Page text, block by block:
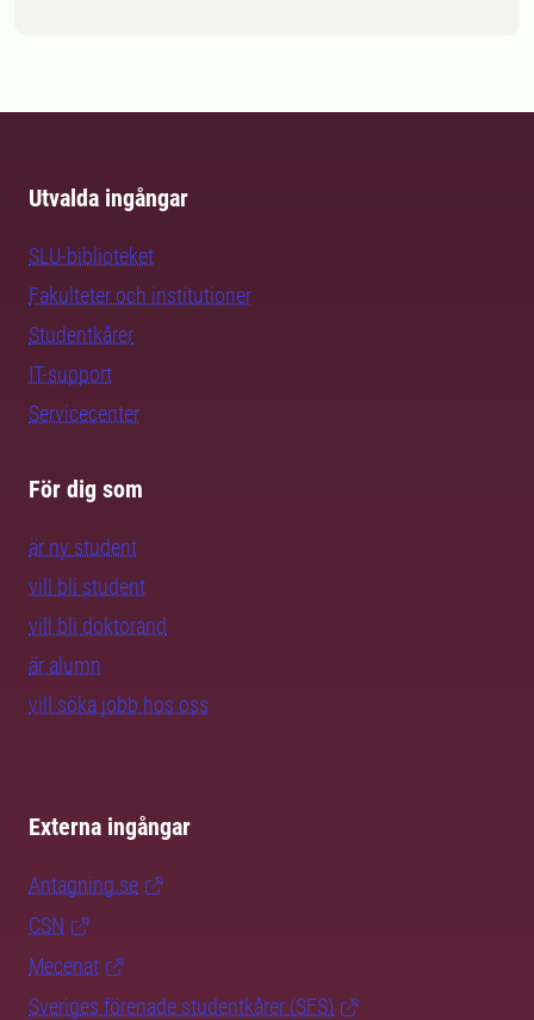
Utvalda ingångar
SLU-biblioteket
Fakulteter och institutioner
Studentkårer
IT-support
Servicecenter
För dig som
är ny student
vill bli student
vill bli doktorand
är alumn
vill söka jobb hos oss
Externa ingångar
Antagning.se
CSN
Mecenat
Sveriges förenade studentkårer (SFS)